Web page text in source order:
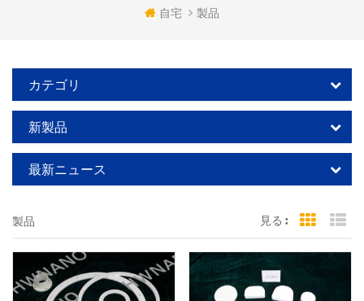
自宅 製品
カテゴリ
新製品
最新ニュース
製品 見る : Grid